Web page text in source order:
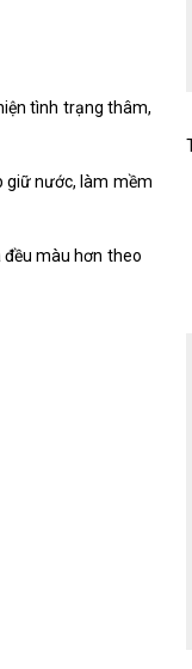
tình trạng thâm,
giữ nước, làm mềm
đều màu hơn theo